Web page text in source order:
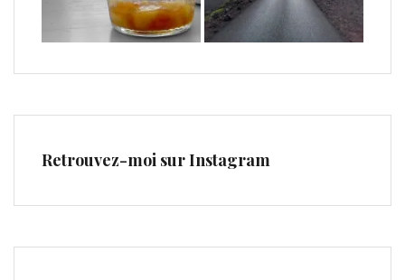
Retrouvez-moi sur Instagram